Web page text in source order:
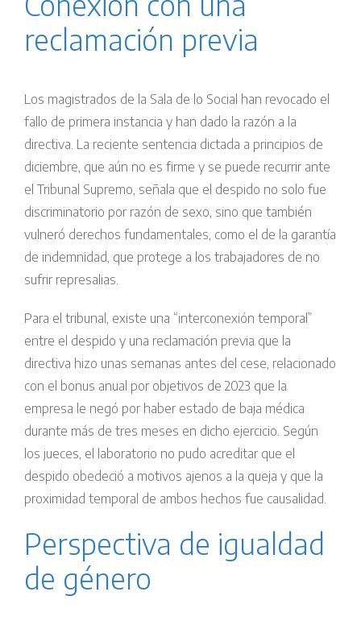
reclamación previa
Los magistrados de la Sala de lo Social han revocado el
fallo de primera instancia y han dado la razón a la
directiva. La reciente sentencia dictada a principios de
diciembre, que aún no es firme y se puede recurrir ante
el Tribunal Supremo, señala que el despido no solo fue
discriminatorio por razón de sexo, sino que también
vulneró derechos fundamentales, como el de la garantía
de indemnidad, que protege a los trabajadores de no
sufrir represalias.
Para el tribunal, existe una “interconexión temporal”
entre el despido y una reclamación previa que la
directiva hizo unas semanas antes del cese, relacionado
con el bonus anual por objetivos de 2023 que la
empresa le negó por haber estado de baja médica
durante más de tres meses en dicho ejercicio. Según
los jueces, el laboratorio no pudo acreditar que el
despido obedeció a motivos ajenos a la queja y que la
proximidad temporal de ambos hechos fue causalidad.
Perspectiva de igualdad
de género